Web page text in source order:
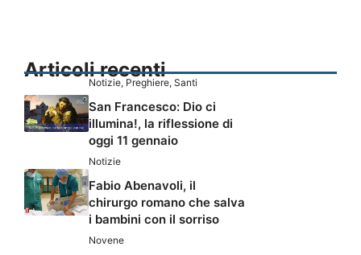
Articoli recenti
Notizie, Preghiere, Santi
San Francesco: Dio ci
illumina!, la riflessione di
oggi 11 gennaio
Notizie
Fabio Abenavoli, il
chirurgo romano che salva
i bambini con il sorriso
Novene